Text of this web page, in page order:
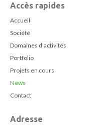
Accès rapides
Accueil
Société
Domaines d'activités
Portfolio
Projets en cours
News
Contact
Adresse